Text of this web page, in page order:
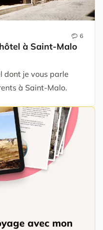
6
à Saint-Malo
dont je vous parle
à Saint-Malo.
avec mon